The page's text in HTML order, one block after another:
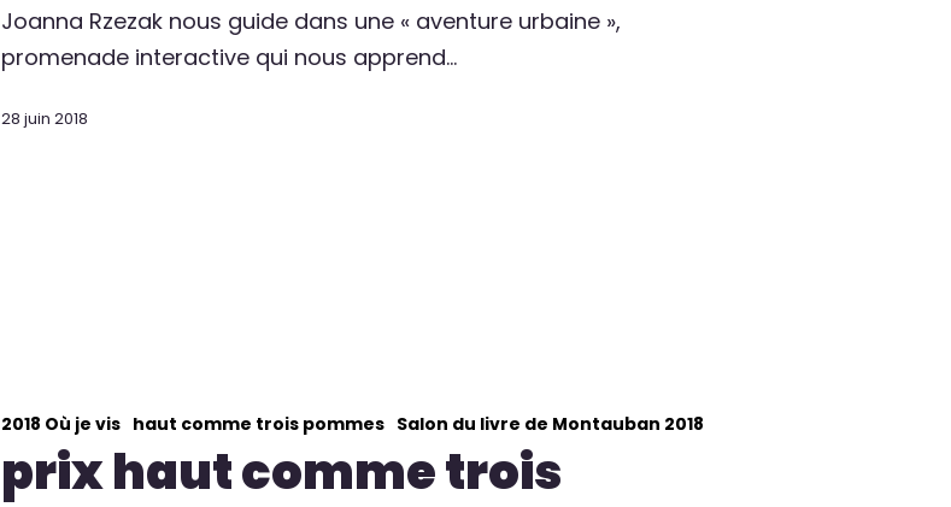
Joanna Rzezak nous guide dans une « aventure urbaine »,
promenade interactive qui nous apprend…
28 juin 2018
2018 Où je vis haut comme trois pommes Salon du livre de Montauban 2018
prix haut comme trois